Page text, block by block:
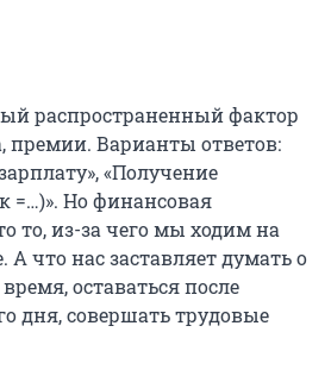
распространенный фактор
премии. Варианты ответов:
«Получение
=…)». Но финансовая
то, из-за чего мы ходим на
что нас заставляет думать о
оставаться после
дня, совершать трудовые